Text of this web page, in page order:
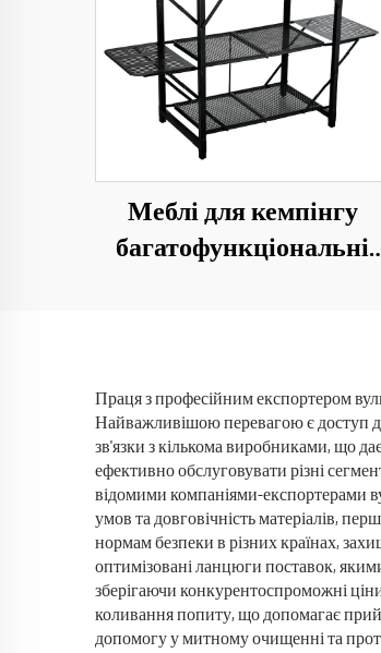
Меблі для кемпінгу
багатофункціональні
зберігання
Праця з професійним експортером
Найважливішою перевагою є доступ до
зв'язки з кількома виробниками, що
ефективно обслуговувати різні
відомими компаніями-експортерами
умов та довговічність матеріалів,
нормам безпеки в різних країнах,
оптимізовані ланцюги поставок,
зберігаючи конкурентоспроможні
коливання попиту, що допомагає
допомогу у митному очищенні та